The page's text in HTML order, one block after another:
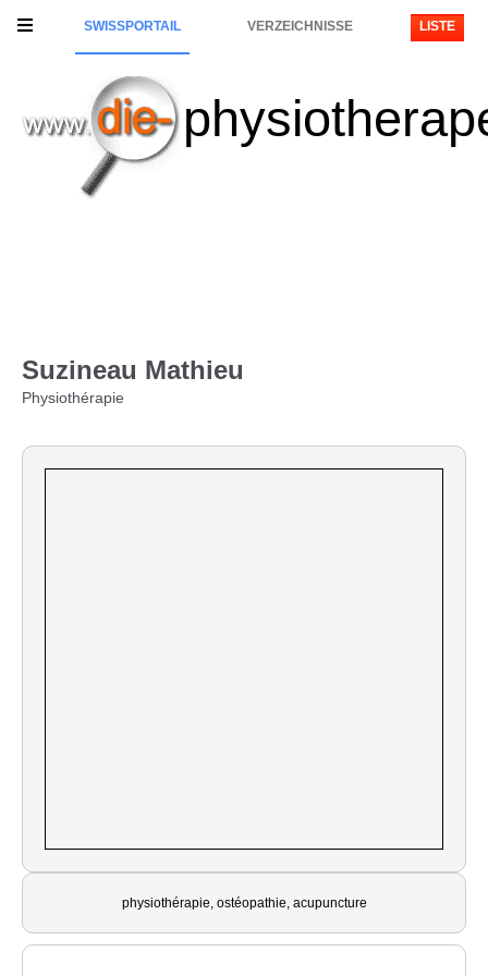
SWISSPORTAIL VERZEICHNISSE LISTE
Suzineau Mathieu
Physiothérapie
physiothérapie, ostéopathie, acupuncture